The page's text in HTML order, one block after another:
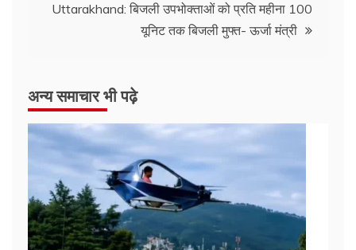
Uttarakhand: बिजली उपभोक्ताओं को प्रति महीना 100
यूनिट तक बिजली मुफ्त- ऊर्जा मंत्री
अन्य समाचार भी पढ़े